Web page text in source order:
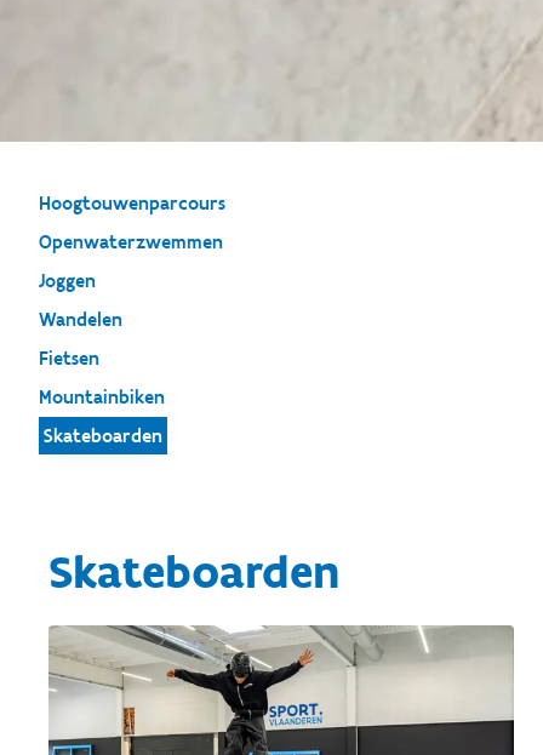
Hoogtouwenparcours
Openwaterzwemmen
Joggen
Wandelen
Fietsen
Mountainbiken
Skateboarden
Skateboarden